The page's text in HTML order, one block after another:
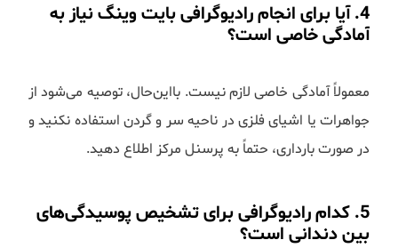
4. آیا برای انجام رادیوگرافی بایت وینگ نیاز به
آمادگی خاصی است؟
معمولاً آمادگی خاصی لازم نیست. بااین‌حال، توصیه می‌شود از
جواهرات یا اشیای فلزی در ناحیه سر و گردن استفاده نکنید و
در صورت بارداری، حتماً به پرسنل مرکز اطلاع دهید.
5. کدام رادیوگرافی برای تشخیص پوسیدگی‌های
بین دندانی است؟